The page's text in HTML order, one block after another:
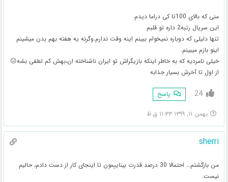
منی که بالای 100تا کی دراما دیدم
این سریال رتبه2 داره تو قلبم
تنها دلیلی که دوباره نمیخوام ببینم اینه وقت ندارم.وگرنه یه هفته بهم بدن میشینم
اینو بازم میبینم.
خیلی نامردیه که به خاطر اینکه بازیگراش تو ایران ناشناخته ان،بهش کم لطفی بشه😑
از اول تا آخرش بسیار جذابه
24 پاسخ
بهمن ۱۱, ۱۳۹۹ ۱۱:۳۳ ق.ظ
sherri
من بازگشتم… احتمالا 30 درصد قدرت بیناییمون تا اینجای کار از دست دادم، حالیم
نیست.